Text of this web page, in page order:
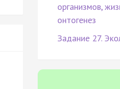
организмов,
онтогенез
Задание 27.